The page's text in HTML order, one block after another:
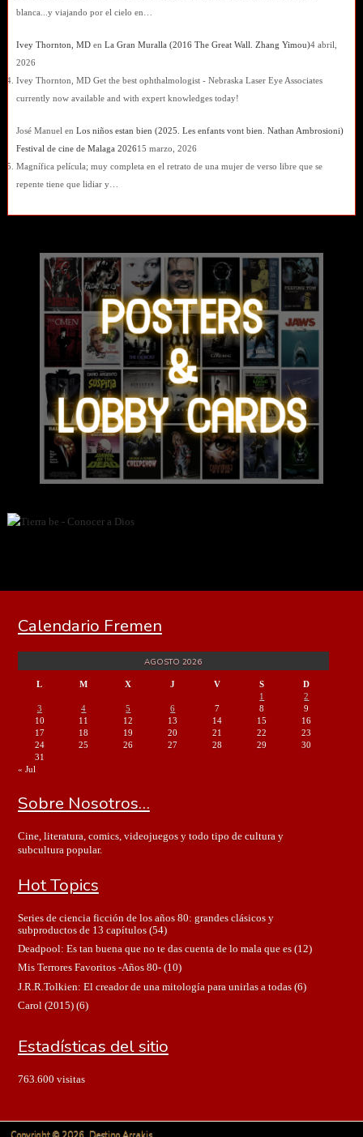
blanca...y viajando por el cielo en…
Ivey Thornton, MDen La Gran Muralla (2016 The Great Wall. Zhang Yimou)4 abril,
2026
Ivey Thornton, MD Get the best ophthalmologist - Nebraska Laser Eye Associates
currently now available and with expert knowledges today!
José Manuel en Los niños estan bien (2025. Les enfants vont bien. Nathan Ambrosioni)
Festival de cine de Malaga 202615 marzo, 2026
Magnífica película; muy completa en el retrato de una mujer de verso libre que se
repente tiene que lidiar y…
Calendario Fremen
AGOSTO 2026
L M X J V S
D
1
2
3
4 5 6 7 8
9
10
11 12 13 14 15
16
17
18 19 20 21 22
23
24
25 26 27 28 29
30
31
« Jul
Sobre Nosotros…
Cine, literatura, comics, videojuegos y todo tipo de cultura y
subcultura popular.
Hot Topics
Series de ciencia ficción de los años 80: grandes clásicos y
subproductos de 13 capítulos(54)
Deadpool: Es tan buena que no te das cuenta de lo mala que es(12)
Mis Terrores Favoritos -Años 80-(10)
J.R.R.Tolkien: El creador de una mitología para unirlas a todas(6)
Carol (2015)(6)
Estadísticas del sitio
763.600 visitas